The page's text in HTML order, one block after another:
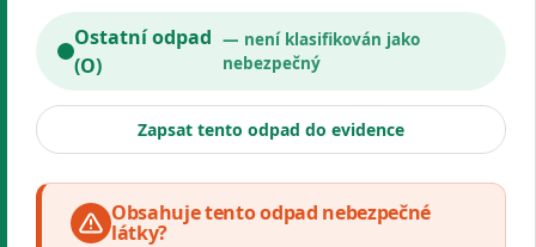
Ostatní odpad
(O)
— není klasifikován jako
nebezpečný
Zapsat tento odpad do evidence
Obsahuje tento odpad nebezpečné
látky?